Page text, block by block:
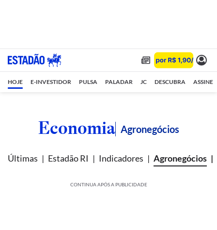
HOJE E-INVESTIDOR PULSA PALADAR JC DESCUBRA ASSINE
Economia Agronegócios
Últimas Estadão RI Indicadores Agronegócios
CONTINUA APÓS A PUBLICIDADE